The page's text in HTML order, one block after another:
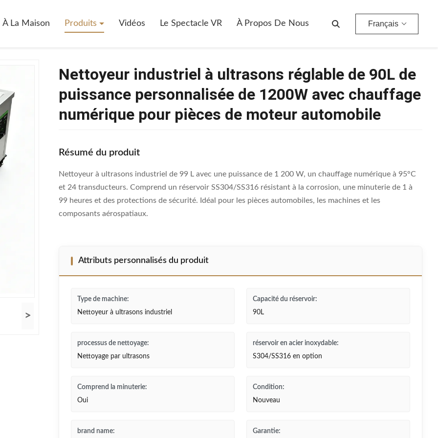
À La Maison Produits Vidéos Le Spectacle VR À Propos De Nous Français
>
Nettoyeur industriel à ultrasons réglable de 90L de
puissance personnalisée de 1200W avec chauffage
numérique pour pièces de moteur automobile
Résumé du produit
Nettoyeur à ultrasons industriel de 99 L avec une puissance de 1 200 W, un chauffage numérique à 95°C
et 24 transducteurs. Comprend un réservoir SS304/SS316 résistant à la corrosion, une minuterie de 1 à
99 heures et des protections de sécurité. Idéal pour les pièces automobiles, les machines et les
composants aérospatiaux.
Attributs personnalisés du produit
Type de machine:
Nettoyeur à ultrasons industriel
Capacité du réservoir:
90L
processus de nettoyage:
Nettoyage par ultrasons
réservoir en acier inoxydable:
S304/SS316 en option
Comprend la minuterie:
Oui
Condition:
Nouveau
brand name: Garantie: